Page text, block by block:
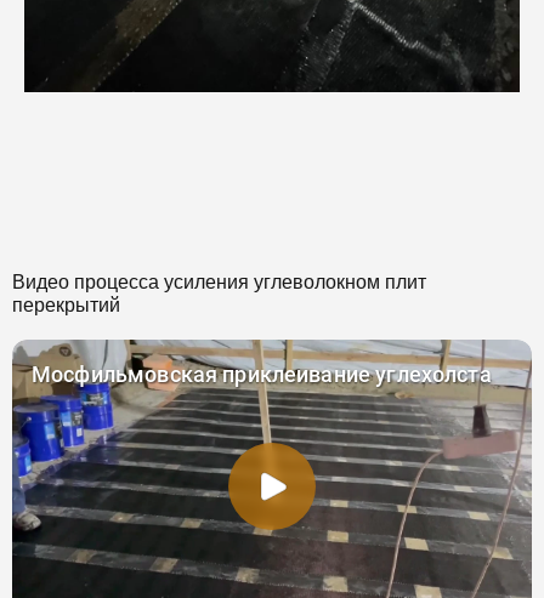
Видео процесса усиления углеволокном плит
перекрытий